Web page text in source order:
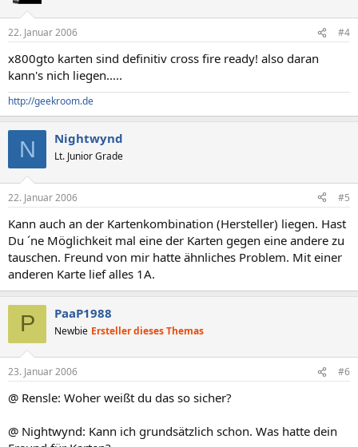
22. Januar 2006 #4
x800gto karten sind definitiv cross fire ready! also daran
kann's nich liegen.....
http://geekroom.de
N Nightwynd
Lt. Junior Grade
22. Januar 2006 #5
Kann auch an der Kartenkombination (Hersteller) liegen. Hast
Du ´ne Möglichkeit mal eine der Karten gegen eine andere zu
tauschen. Freund von mir hatte ähnliches Problem. Mit einer
anderen Karte lief alles 1A.
P PaaP1988
Newbie Ersteller dieses Themas
23. Januar 2006 #6
@ Rensle: Woher weißt du das so sicher?
@ Nightwynd: Kann ich grundsätzlich schon. Was hatte dein